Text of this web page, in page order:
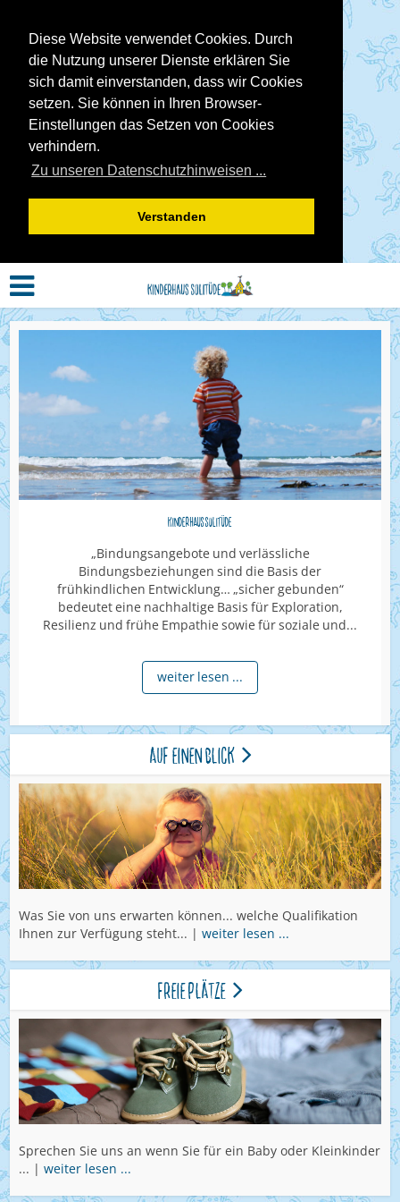
Diese Website verwendet Cookies. Durch
die Nutzung unserer Dienste erklären Sie
sich damit einverstanden, dass wir Cookies
setzen. Sie können in Ihren Browser-
Einstellungen das Setzen von Cookies
verhindern.
Zu unseren Datenschutzhinweisen ...
Verstanden
Kinderhaus Solitüde
„Bindungsangebote und verlässliche
Bindungsbeziehungen sind die Basis der
frühkindlichen Entwicklung… „sicher gebunden“
bedeutet eine nachhaltige Basis für Exploration,
Resilienz und frühe Empathie sowie für soziale und...
weiter lesen ...
Auf einen Blick
Was Sie von uns erwarten können... welche Qualifikation
Ihnen zur Verfügung steht... |weiter lesen ...
Freie Plätze
Sprechen Sie uns an wenn Sie für ein Baby oder Kleinkinder
... |weiter lesen ...